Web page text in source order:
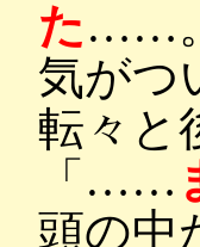
た……。
気がつ
転々と
「……
頭の中